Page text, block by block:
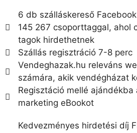
6 db szálláskereső
145 267 csoporttaggal, ahol
tagok hirdethetnek
Szállás regisztráció 7-8 perc
Vendeghazak.hu releváns
számára, akik vendégházat
Regisztáció mellé ajándékba
marketing eBookot
Kedvezményes hirdetési díj